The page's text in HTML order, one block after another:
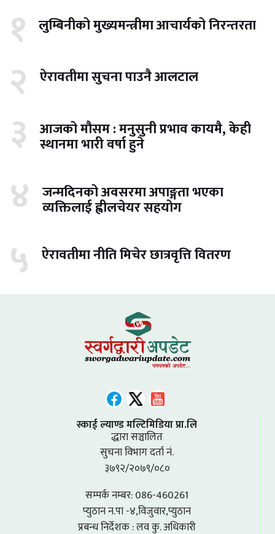
१ लुम्बिनीको मुख्यमन्त्रीमा आचार्यको निरन्तरता
२ ऐरावतीमा सुचना पाउनै आलटाल
३ आजको मौसम : मनुसुनी प्रभाव कायमै, केही
स्थानमा भारी वर्षा हुने
४ जन्मदिनको अवसरमा अपाङ्गता भएका
व्यक्तिलाई ह्वीलचेयर सहयोग
५ ऐरावतीमा नीति मिचेर छात्रवृत्ति वितरण
स्काई ल्याण्ड मल्टिमिडिया प्रा.लि
द्धारा सञ्चालित
सुचना विभाग दर्ता नं.
३७९२/२०७९/०८०
सम्पर्क नम्बर: 086-460261
प्युठान न.पा -४,विजुवार,प्युठान
प्रबन्ध निर्देशक : लव कु. अधिकारी